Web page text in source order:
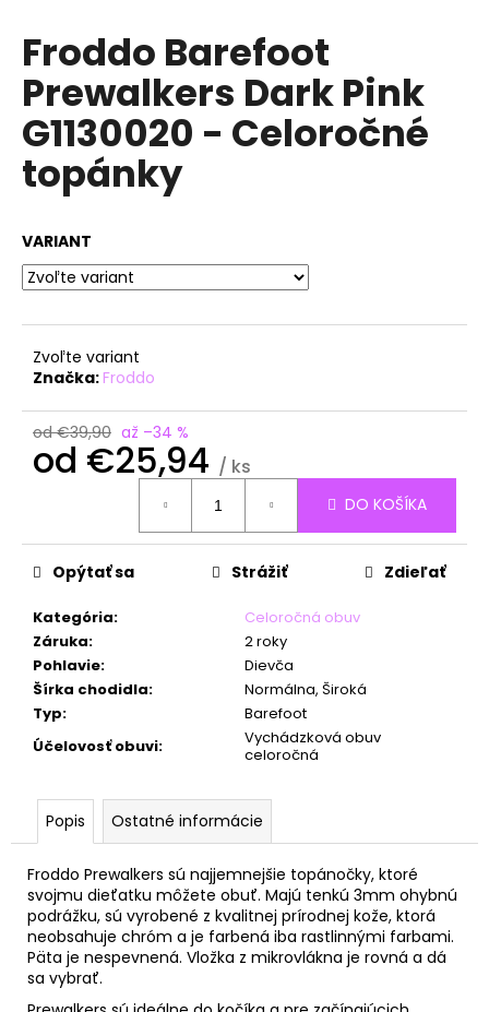
Froddo Barefoot
Prewalkers Dark Pink
G1130020 - Celoročné
topánky
VARIANT
Zvoľte variant
Značka:Froddo
od €39,90 až –34 %
od €25,94 / ks
DO KOŠÍKA
Kategória:
Celoročná obuv
Záruka:
2 roky
Pohlavie:
Dievča
Šírka chodidla:
Normálna, Široká
Typ:
Barefoot
Účelovosť obuvi:
Vychádzková obuv
celoročná
Opýtať sa Strážiť Zdieľať
Popis Ostatné informácie
Froddo Prewalkers sú najjemnejšie topánočky, ktoré
svojmu dieťatku môžete obuť. Majú tenkú 3mm ohybnú
podrážku, sú vyrobené z kvalitnej prírodnej kože, ktorá
neobsahuje chróm a je farbená iba rastlinnými farbami.
Päta je nespevnená. Vložka z mikrovlákna je rovná a dá
sa vybrať.
j
s
ť
?
O
d
o
ú
m
e